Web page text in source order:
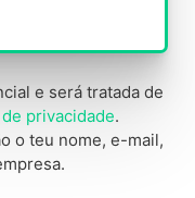
e será tratada de
privacidade.
o teu nome, e-mail,